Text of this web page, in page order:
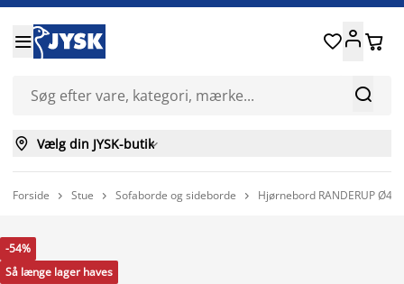


 
 Vælg din JYSK-butik
Forside  Stue  Sofaborde og sideborde  Hjørnebord RANDERUP Ø47
-54%
Så længe lager haves